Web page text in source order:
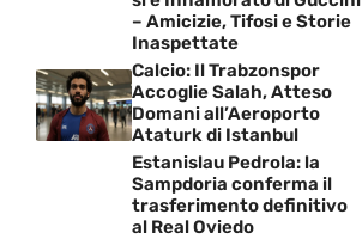
– Amicizie, Tifosi e Storie
Inaspettate
Calcio: Il Trabzonspor
Accoglie Salah, Atteso
Domani all’Aeroporto
Ataturk di Istanbul
Estanislau Pedrola: la
Sampdoria conferma il
trasferimento definitivo
al Real Oviedo